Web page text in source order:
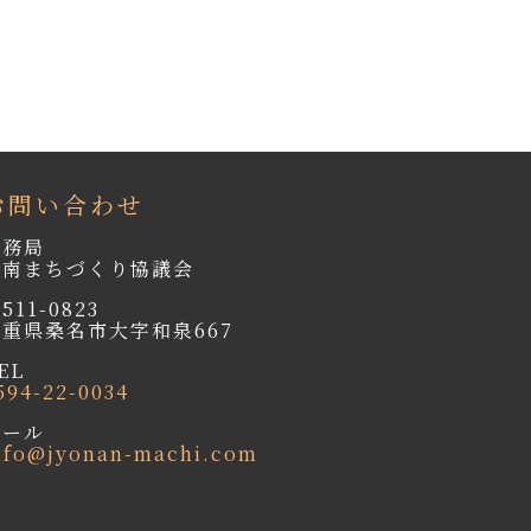
問い合わせ
局
まちづくり協議会
511-0823
県桑名市大字和泉667
22-0034
ル
machi.com